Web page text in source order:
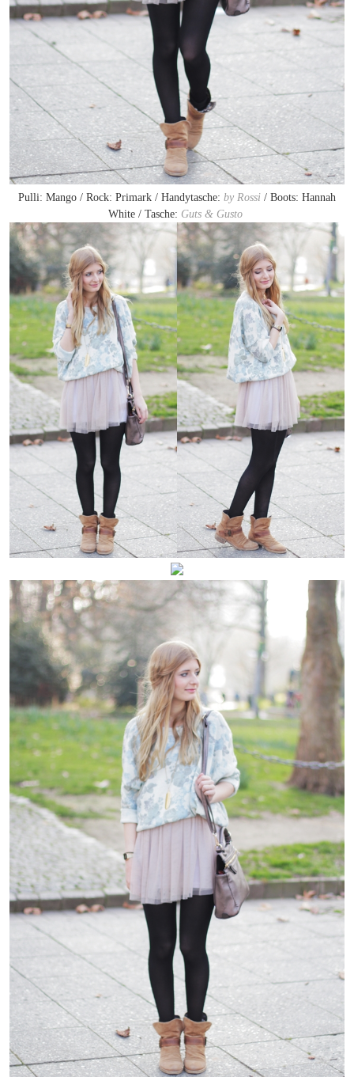
Pulli: Mango / Rock: Primark / Handytasche: by Rossi / Boots: Hannah
White / Tasche: Guts & Gusto